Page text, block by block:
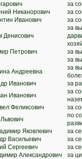
за
Никанорович
за
Иванович за
Денисович
за
Петрович
за
за
Андреевна
за
Иванович
за
Иванович
за
Феликсович
за
по
Яковлевич
за
Васильевич
за
Сергеевич
за
Александрович
за